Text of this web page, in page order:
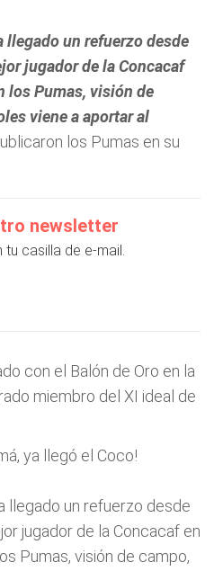
llegado un refuerzo desde
jugador de la Concacaf
los Pumas, visión de
viene a aportar al
los Pumas en su
newsletter
casilla de e-mail.
con el Balón de Oro en la
miembro del XI ideal de
ya llegó el Coco!
llegado un refuerzo desde
jugador de la Concacaf en
Pumas, visión de campo,